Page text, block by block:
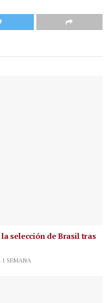
selección de Brasil tras
SEMANA